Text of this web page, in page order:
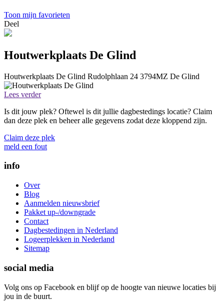
Toon mijn favorieten
Deel
Houtwerkplaats De Glind
Houtwerkplaats De Glind Rudolphlaan 24 3794MZ De Glind
Lees verder
Is dit jouw plek? Oftewel is dit jullie dagbestedings locatie? Claim
dan deze plek en beheer alle gegevens zodat deze kloppend zijn.
Claim deze plek
meld een fout
info
Over
Blog
Aanmelden nieuwsbrief
Pakket up-/downgrade
Contact
Dagbestedingen in Nederland
Logeerplekken in Nederland
Sitemap
social media
Volg ons op Facebook en blijf op de hoogte van nieuwe locaties bij
jou in de buurt.